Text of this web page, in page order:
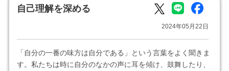
自己理解を深める
2024年05月22日
「自分の一番の味方は自分である」という言葉をよく聞きま
す。私たちは時に自分のなかの声に耳を傾け、鼓舞したり、